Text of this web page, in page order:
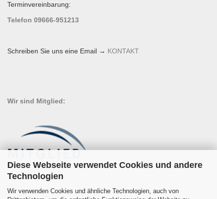
Diese Webseite verwendet Cookies und andere
Technologien
Wir verwenden Cookies und ähnliche Technologien, auch von
Terminvereinbarung:
Telefon 09666-951213
Schreiben Sie uns eine Email → KONTAKT
Wir sind Mitglied: